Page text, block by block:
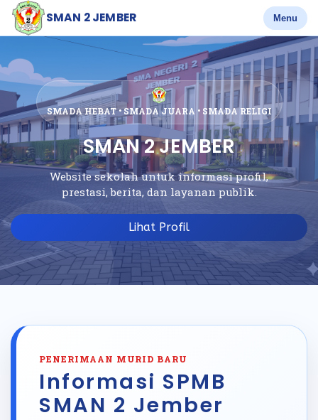
SMAN 2 JEMBER Menu
SMADA HEBAT • SMADA JUARA • SMADA RELIGI
SMAN 2 JEMBER
Website sekolah untuk informasi profil,
prestasi, berita, dan layanan publik.
Lihat Profil
PENERIMAAN MURID BARU
Informasi SPMB
SMAN 2 Jember